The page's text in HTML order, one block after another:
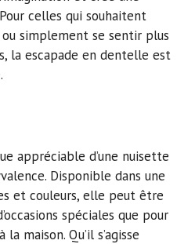
celles qui souhaitent
simplement se sentir plus
la escapade en dentelle est
appréciable d’une nuisette
Disponible dans une
et couleurs, elle peut être
spéciales que pour
maison. Qu’il s’agisse